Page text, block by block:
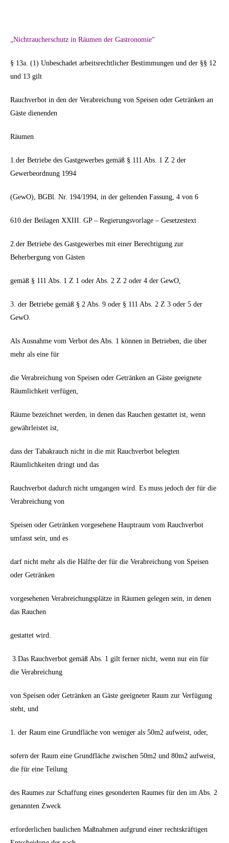
„Nichtraucherschutz in Räumen der Gastronomie“
§ 13a. (1) Unbeschadet arbeitsrechtlicher Bestimmungen und der §§ 12
und 13 gilt
Rauchverbot in den der Verabreichung von Speisen oder Getränken an
Gäste dienenden
Räumen
1.der Betriebe des Gastgewerbes gemäß § 111 Abs. 1 Z 2 der
Gewerbeordnung 1994
(GewO), BGBl. Nr. 194/1994, in der geltenden Fassung, 4 von 6
610 der Beilagen XXIII. GP – Regierungsvorlage – Gesetzestext
2.der Betriebe des Gastgewerbes mit einer Berechtigung zur
Beherbergung von Gästen
gemäß § 111 Abs. 1 Z 1 oder Abs. 2 Z 2 oder 4 der GewO,
3. der Betriebe gemäß § 2 Abs. 9 oder § 111 Abs. 2 Z 3 oder 5 der
GewO.
Als Ausnahme vom Verbot des Abs. 1 können in Betrieben, die über
mehr als eine für
die Verabreichung von Speisen oder Getränken an Gäste geeignete
Räumlichkeit verfügen,
Räume bezeichnet werden, in denen das Rauchen gestattet ist, wenn
gewährleistet ist,
dass der Tabakrauch nicht in die mit Rauchverbot belegten
Räumlichkeiten dringt und das
Rauchverbot dadurch nicht umgangen wird. Es muss jedoch der für die
Verabreichung von
Speisen oder Getränken vorgesehene Hauptraum vom Rauchverbot
umfasst sein, und es
darf nicht mehr als die Hälfte der für die Verabreichung von Speisen
oder Getränken
vorgesehenen Verabreichungsplätze in Räumen gelegen sein, in denen
das Rauchen
gestattet wird.
3.Das Rauchverbot gemäß Abs. 1 gilt ferner nicht, wenn nur ein für
die Verabreichung
von Speisen oder Getränken an Gäste geeigneter Raum zur Verfügung
steht, und
1. der Raum eine Grundfläche von weniger als 50m2 aufweist, oder,
sofern der Raum eine Grundfläche zwischen 50m2 und 80m2 aufweist,
die für eine Teilung
des Raumes zur Schaffung eines gesonderten Raumes für den im Abs. 2
genannten Zweck
erforderlichen baulichen Maßnahmen aufgrund einer rechtskräftigen